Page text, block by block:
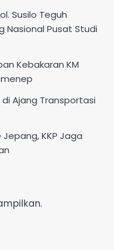
Susilo Teguh
Nasional Pusat Studi
Kebakaran KM
Ajang Transportasi
KKP Jaga